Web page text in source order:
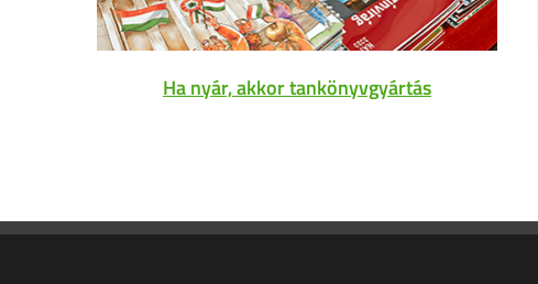
Ha nyár, akkor tankönyvgyártás